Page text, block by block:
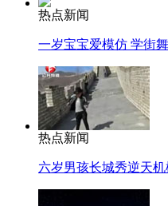
热点新闻
一岁宝宝爱模仿 学街
热点新闻
六岁男孩长城秀逆天